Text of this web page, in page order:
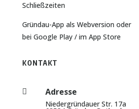
Schließzeiten
Gründau-App als Webversionoder
bei Google Play/ im App Store
KONTAKT
 Adresse
Niedergründauer Str. 17a